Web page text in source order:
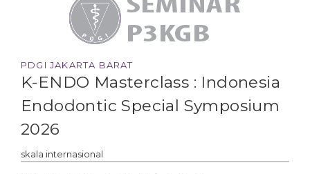
PDGI JAKARTA BARAT
K-ENDO Masterclass : Indonesia
Endodontic Special Symposium
2026
skala internasional